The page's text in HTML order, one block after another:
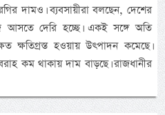
দামও। ব্যবসায়ীরা বলছেন, দেশের
আসতে দেরি হচ্ছে। একই সঙ্গে অতি
ক্ষতিগ্রস্ত হওয়ায় উৎপাদন কমেছে।
কম থাকায় দাম বাড়ছে। রাজধানীর